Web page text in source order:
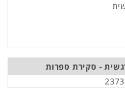
- סקירת ספרות